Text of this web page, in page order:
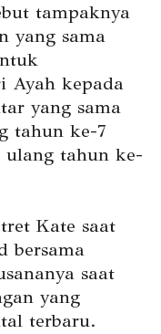
tampaknya
yang sama
Ayah kepada
yang sama
tahun ke-7
tahun ke-
Kate saat
bersama
saat
yang
terbaru.